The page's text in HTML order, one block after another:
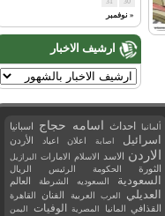
« نوفمبر
ارشيف الاخبار
ألمانيا احداث اسامه حجاج اسبانيا
اسرائيل اصابة اعلان اعياد الأردن
الاردن الاسد الاسلام الامارات البرازيل
الثورة الحكومة الرئيس الريال
السعودية السعوديه الشرطة العالم
العديلي العرب العربية الفنان القاهرة
القذافي المانيا المصرية الوفيات اليمن